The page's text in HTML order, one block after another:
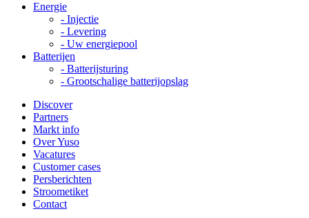
Energie
- Injectie
- Levering
- Uw energiepool
Batterijen
- Batterijsturing
- Grootschalige batterijopslag
Discover
Partners
Markt info
Over Yuso
Vacatures
Customer cases
Persberichten
Stroometiket
Contact